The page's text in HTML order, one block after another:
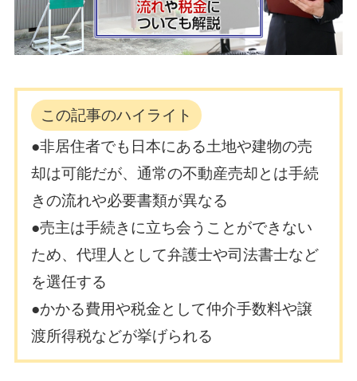
この記事のハイライト
●非居住者でも日本にある土地や建物の売
却は可能だが、通常の不動産売却とは手続
きの流れや必要書類が異なる
●売主は手続きに立ち会うことができない
ため、代理人として弁護士や司法書士など
を選任する
●かかる費用や税金として仲介手数料や譲
渡所得税などが挙げられる